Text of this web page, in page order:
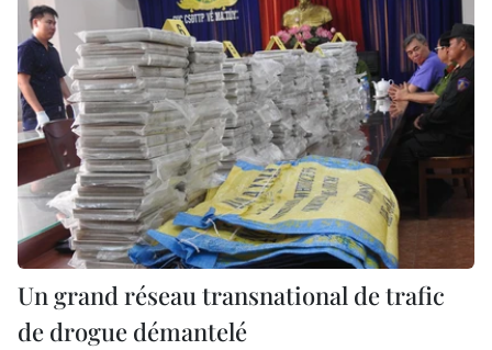
Un grand réseau transnational de trafic
de drogue démantelé